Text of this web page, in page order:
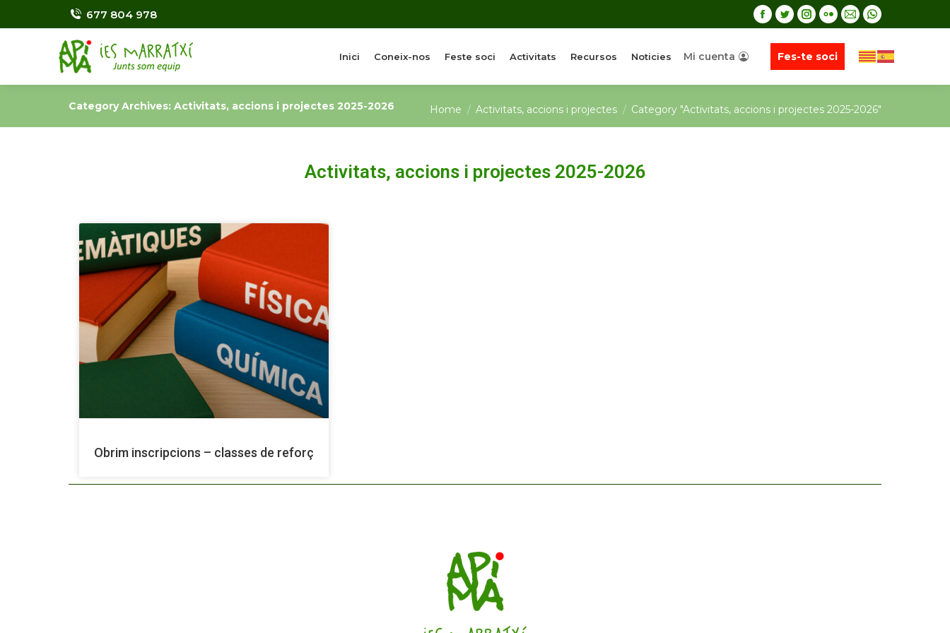
677 804 978
Inici Coneix-nos Feste soci Activitats Recursos Noticies Mi cuenta Fes-te soci
Category Archives: Activitats, accions i projectes 2025-2026 You are here:
Home Activitats, accions i projectes Category "Activitats, accions i projectes 2025-2026"
Activitats, accions i projectes 2025-2026
Obrim inscripcions – classes de reforç